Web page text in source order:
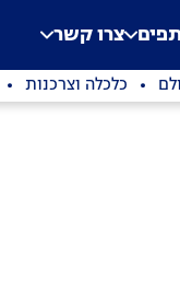
צרו קשר
כלכלה וצרכנות